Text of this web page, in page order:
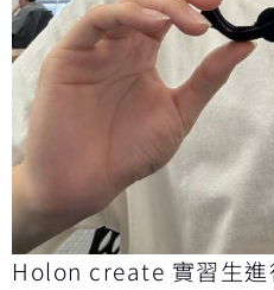
Holon create 實習生進